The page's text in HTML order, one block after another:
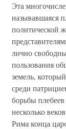
Эта
называвшаяся
политической
лично
пользования
земель,
среди
борьбы плебеев
несколько
Рима конца